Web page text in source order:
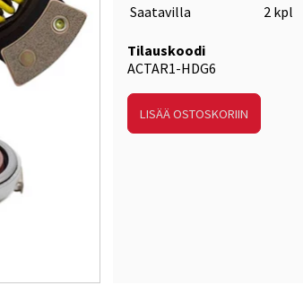
Saatavilla
2 kpl
Tilauskoodi
ACTAR1-HDG6